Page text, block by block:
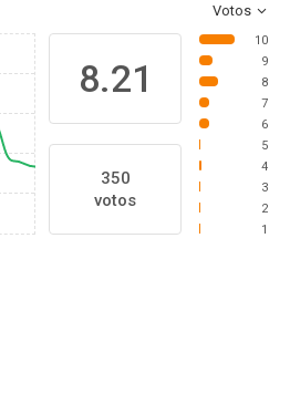
Votos
8.21
350
votos
10
9
8
7
6
5
4
3
2
1